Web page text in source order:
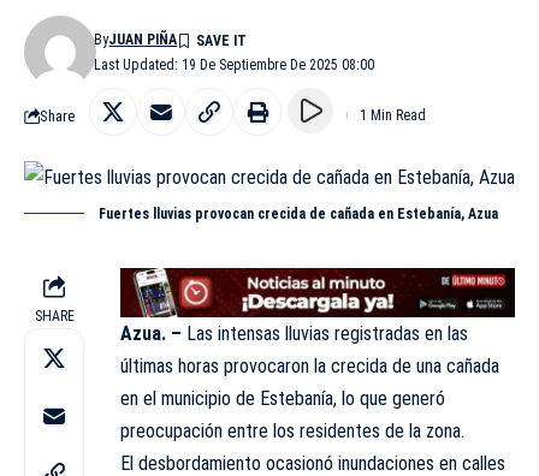
Last Updated: 19 De Septiembre De 2025 08:00
ByJUAN PIÑA
Share 1 Min Read
Fuertes lluvias provocan crecida de cañada en Estebanía, Azua
SHARE
Azua. – Las intensas lluvias registradas en las
últimas horas provocaron la crecida de una cañada
en el municipio de Estebanía, lo que generó
preocupación entre los residentes de la zona.
El desbordamiento ocasionó inundaciones en calles